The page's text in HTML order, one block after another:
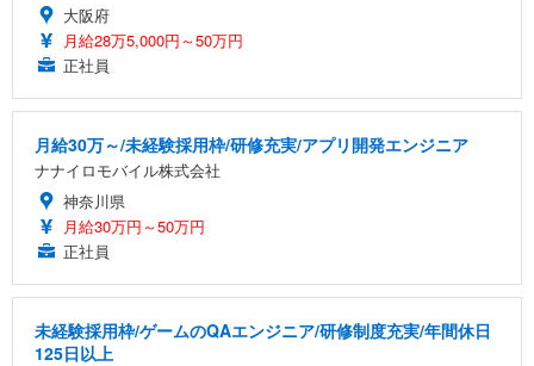
大阪府
月給28万5,000円～50万円
正社員
月給30万～/未経験採用枠/研修充実/アプリ開発エンジニア
ナナイロモバイル株式会社
神奈川県
月給30万円～50万円
正社員
未経験採用枠/ゲームのQAエンジニア/研修制度充実/年間休日
125日以上